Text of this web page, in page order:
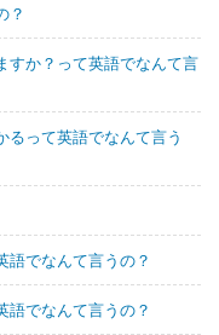
？
すか？って英語でなんて言
るって英語でなんて言う
語でなんて言うの？
語でなんて言うの？